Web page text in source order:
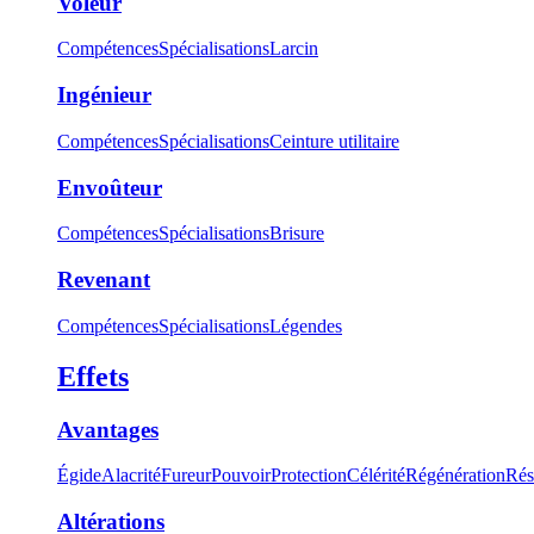
CompétencesSpécialisationsLarcin
Ingénieur
CompétencesSpécialisationsCeinture utilitaire
Envoûteur
CompétencesSpécialisationsBrisure
Revenant
CompétencesSpécialisationsLégendes
Effets
Avantages
ÉgideAlacritéFureurPouvoirProtectionCéléritéRégénération
Altérations